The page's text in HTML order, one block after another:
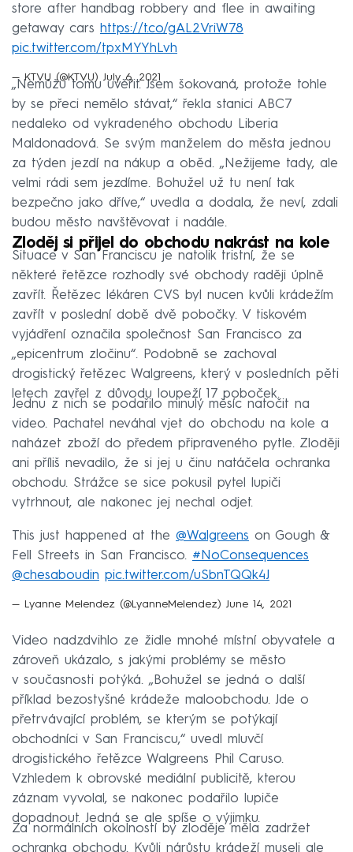
store after handbag robbery and flee in awaiting
getaway cars https://t.co/gAL2VriW78
pic.twitter.com/tpxMYYhLvh
— KTVU (@KTVU) July 6, 2021
„Nemůžu tomu uvěřit. Jsem šokovaná, protože tohle
by se přeci nemělo stávat,“ řekla stanici ABC7
nedaleko od vykradeného obchodu Liberia
Maldonadová. Se svým manželem do města jednou
za týden jezdí na nákup a oběd. „Nežijeme tady, ale
velmi rádi sem jezdíme. Bohužel už tu není tak
bezpečno jako dříve,“ uvedla a dodala, že neví, zdali
budou město navštěvovat i nadále.
Zloděj si přijel do obchodu nakrást na kole
Situace v San Franciscu je natolik tristní, že se
některé řetězce rozhodly své obchody raději úplně
zavřít. Řetězec lékáren CVS byl nucen kvůli krádežím
zavřít v poslední době dvě pobočky. V tiskovém
vyjádření označila společnost San Francisco za
„epicentrum zločinu“. Podobně se zachoval
drogistický řetězec Walgreens, který v posledních pěti
letech zavřel z důvodu loupeží 17 poboček.
Jednu z nich se podařilo minulý měsíc natočit na
video. Pachatel neváhal vjet do obchodu na kole a
naházet zboží do předem připraveného pytle. Zloději
ani příliš nevadilo, že si jej u činu natáčela ochranka
obchodu. Strážce se sice pokusil pytel lupiči
vytrhnout, ale nakonec jej nechal odjet.
This just happened at the @Walgreens on Gough &
Fell Streets in San Francisco. #NoConsequences
@chesaboudin pic.twitter.com/uSbnTQQk4J
— Lyanne Melendez (@LyanneMelendez) June 14, 2021
Video nadzdvihlo ze židle mnohé místní obyvatele a
zároveň ukázalo, s jakými problémy se město
v současnosti potýká. „Bohužel se jedná o další
příklad bezostyšné krádeže maloobchodu. Jde o
přetrvávající problém, se kterým se potýkají
obchodníci v San Franciscu,“ uvedl mluvčí
drogistického řetězce Walgreens Phil Caruso.
Vzhledem k obrovské mediální publicitě, kterou
záznam vyvolal, se nakonec podařilo lupiče
dopadnout. Jedná se ale spíše o výjimku.
Za normálních okolností by zloděje měla zadržet
ochranka obchodu. Kvůli nárůstu krádeží museli ale